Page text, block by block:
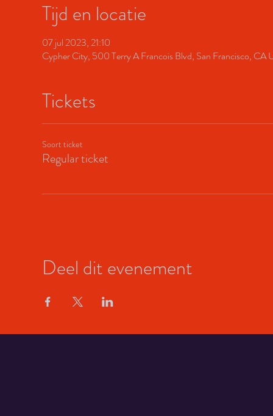
Tijd en locatie
07 jul 2023, 21:10
Cypher City, 500 Terry A Francois Blvd, San Francisco, CA
Tickets
Soort ticket
Regular ticket
Deel dit evenement